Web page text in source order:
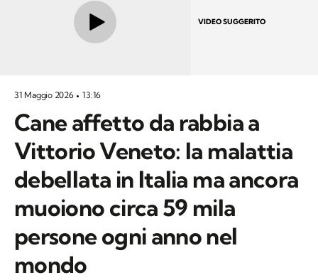
VIDEO SUGGERITO
31 Maggio 2026 13:16
Cane affetto da rabbia a
Vittorio Veneto: la malattia
debellata in Italia ma ancora
muoiono circa 59 mila
persone ogni anno nel
mondo